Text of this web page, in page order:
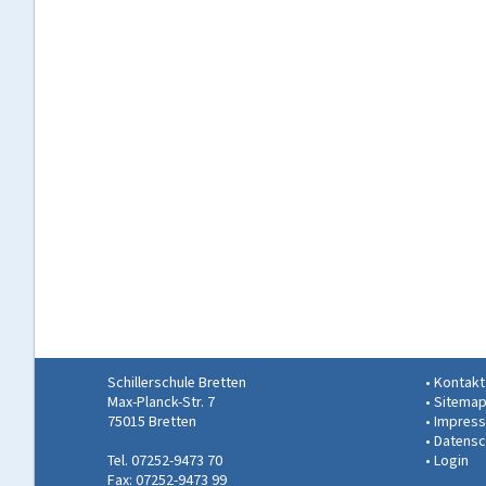
Schillerschule Bretten
Max-Planck-Str. 7
75015 Bretten
Tel. 07252-9473 70
Fax: 07252-9473 99
Kontakt
Sitemap
Login